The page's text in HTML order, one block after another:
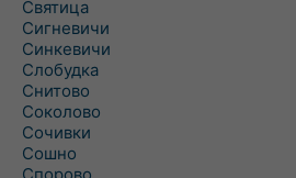
Святица
Сигневичи
Синкевичи
Слобудка
Снитово
Соколово
Сочивки
Сошно